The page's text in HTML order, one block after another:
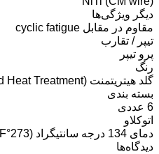
دیگر ویژگی‌ها
مقاوم در مقابل cyclic fatigue
تیپر / تقارب
پرو تیپر
رنگ
گلد هیتریتمنت (Gold Heat Treatment)
بسته بندی
6 عددی
اتوکلاو
دمای 134 درجه سانتیگراد (273°F)
دیدگاه‌ها